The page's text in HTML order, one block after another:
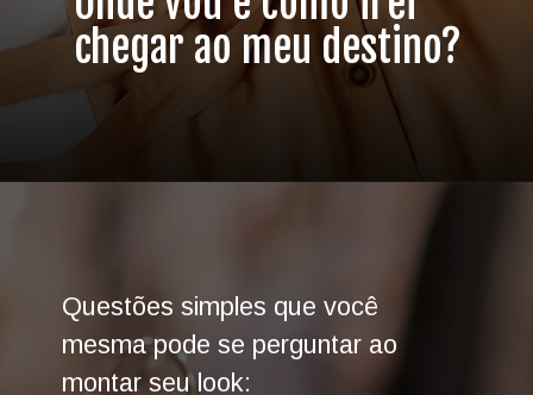
chegar ao meu destino?
Questões simples que você
mesma pode se perguntar ao
montar seu look: